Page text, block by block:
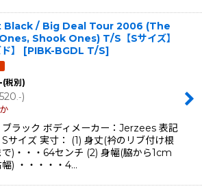
Black / Big Deal Tour 2006 (The
Shook Ones) T/S【Sサイズ】
】
[PIBK-BGDL T/S]
(税別)
.-)
ブラック ボディメーカー：Jerzees 表記
サイズ 実寸： (1) 身丈(衿のリブ付け根
)・・・64センチ (2) 身幅(脇から1cm
) ・・・・・4…